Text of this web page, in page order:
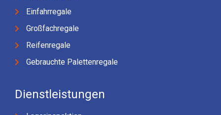
Einfahrregale
Großfachregale
Reifenregale
Gebrauchte Palettenregale
Dienstleistungen